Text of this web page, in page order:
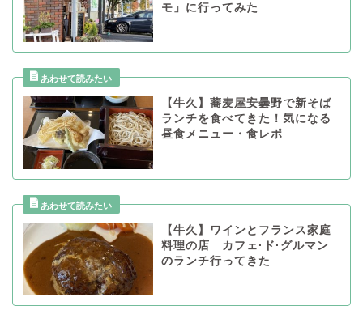
モ」に行ってみた
【牛久】蕎麦屋安曇野で新そば
ランチを食べてきた！気になる
昼食メニュー・食レポ
【牛久】ワインとフランス家庭
料理の店 カフェ·ド·グルマン
のランチ行ってきた